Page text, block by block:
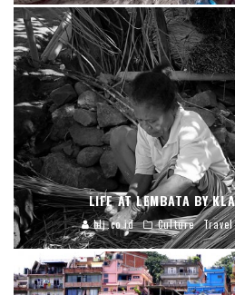
LIFE AT LEMBATA BY
blj.co.id Culture Travel